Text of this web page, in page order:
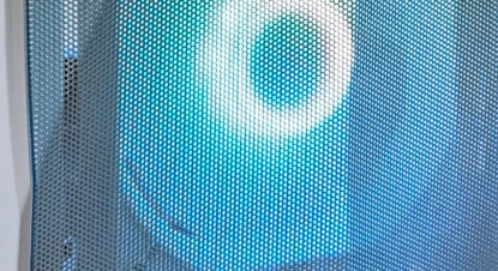
の質問に対しても毎
に返信してくださ
要に応じてメーカー
進め方や追加で確認
内容まで案内してい
ました。購入後のト
相談にも真摯に対応
ださる、非常に信頼
ショップ様です。